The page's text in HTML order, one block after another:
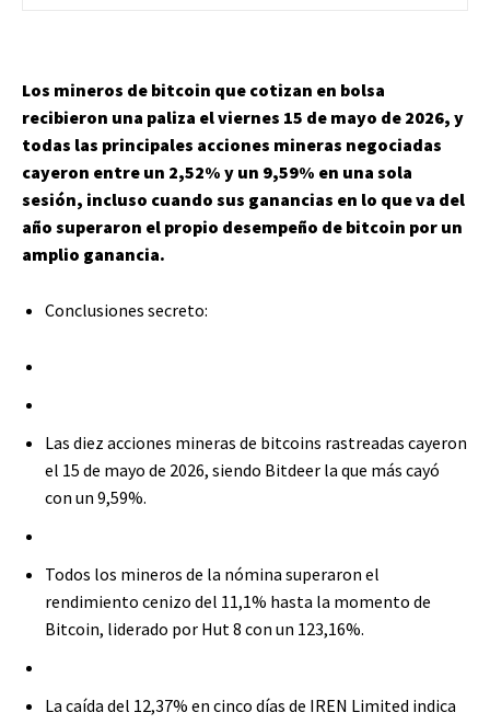
Los mineros de bitcoin que cotizan en bolsa
recibieron una paliza el viernes 15 de mayo de 2026, y
todas las principales acciones mineras negociadas
cayeron entre un 2,52% y un 9,59% en una sola
sesión, incluso cuando sus ganancias en lo que va del
año superaron el propio desempeño de bitcoin por un
amplio ganancia.
Conclusiones secreto:
Las diez acciones mineras de bitcoins rastreadas cayeron
el 15 de mayo de 2026, siendo Bitdeer la que más cayó
con un 9,59%.
Todos los mineros de la nómina superaron el
rendimiento cenizo del 11,1% hasta la momento de
Bitcoin, liderado por Hut 8 con un 123,16%.
La caída del 12,37% en cinco días de IREN Limited indica